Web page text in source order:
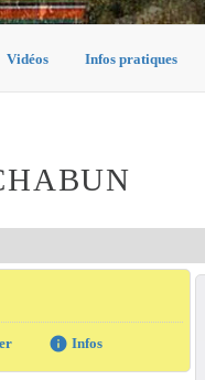
Vidéos Infos pratiques
info Infos